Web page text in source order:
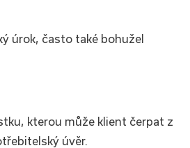
úrok, často také bohužel
kterou může klient čerpat z
úvěr.